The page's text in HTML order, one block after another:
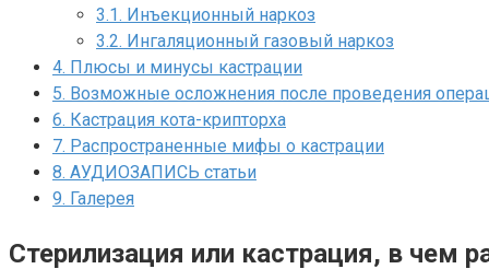
3.1. Инъекционный наркоз
3.2. Ингаляционный газовый наркоз
4. Плюсы и минусы кастрации
5. Возможные осложнения после проведения
6. Кастрация кота-крипторха
7. Распространенные мифы о кастрации
8. АУДИОЗАПИСЬ статьи
9. Галерея
Стерилизация или кастрация, в чем